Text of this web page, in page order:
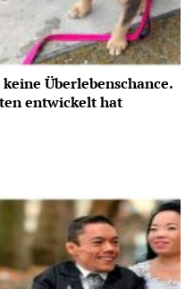
Überlebenschance.
entwickelt hat